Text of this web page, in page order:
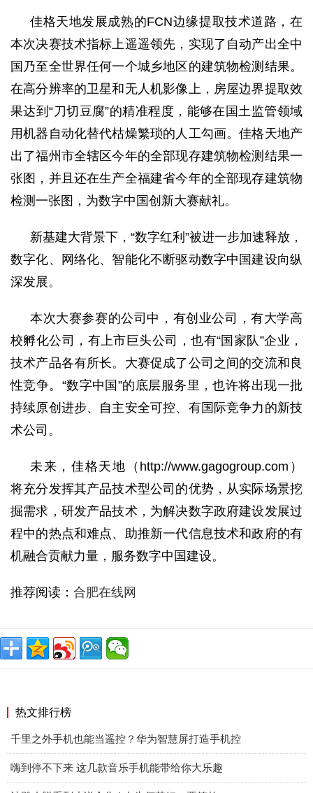
佳格天地发展成熟的FCN边缘提取技术道路，在
本次决赛技术指标上遥遥领先，实现了自动产出全中
国乃至全世界任何一个城乡地区的建筑物检测结果。
在高分辨率的卫星和无人机影像上，房屋边界提取效
果达到“刀切豆腐”的精准程度，能够在国土监管领域
用机器自动化替代枯燥繁琐的人工勾画。佳格天地产
出了福州市全辖区今年的全部现存建筑物检测结果一
张图，并且还在生产全福建省今年的全部现存建筑物
检测一张图，为数字中国创新大赛献礼。
新基建大背景下， “数字红利”被进一步加速释放，
数字化、网络化、智能化不断驱动数字中国建设向纵
深发展。
本次大赛参赛的公司中，有创业公司，有大学高
校孵化公司，有上市巨头公司，也有“国家队”企业，
技术产品各有所长。大赛促成了公司之间的交流和良
性竞争。“数字中国”的底层服务里，也许将出现一批
持续原创进步、自主安全可控、有国际竞争力的新技
术公司。
未来，佳格天地（http://www.gagogroup.com）
将充分发挥其产品技术型公司的优势，从实际场景挖
掘需求，研发产品技术，为解决数字政府建设发展过
程中的热点和难点、助推新一代信息技术和政府的有
机融合贡献力量，服务数字中国建设。
推荐阅读： 合肥在线网
热文排行榜
千里之外手机也能当遥控？华为智慧屏打造手机控
嗨到停不下来 这几款音乐手机能带给你大乐趣